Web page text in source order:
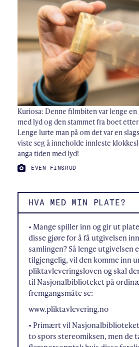
Kuriosa: Denne filmbiten var lenge
med lyd og den stammet fra boet
Lenge lurte man på om det var en
viste seg å inneholde innleste
anga tiden med lyd!
FOTO:
EVEN FINSRUD
HVA MED MIN PLATE?
• Mange spiller inn og gir ut
disse gjøre for å få utgivelsen
samlingen? Så lenge utgivelsen
tilgjengelig, vil den komme inn
pliktavleveringsloven og skal
til Nasjonalbiblioteket på
fremgangsmåte se:
www.pliktavlevering.no
• Primært vil
to spors stereomiksen, men de